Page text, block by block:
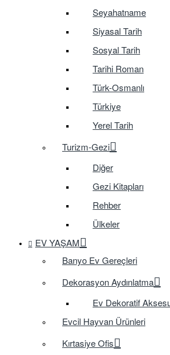
Seyahatname
Siyasal Tarih
Sosyal Tarih
Tarihi Roman
Türk-Osmanlı
Türkiye
Yerel Tarih
Turizm-Gezi
Diğer
Gezi Kitapları
Rehber
Ülkeler
EV YAŞAM
Banyo Ev Gereçleri
Dekorasyon Aydınlatma
Ev Dekoratif
Evcil Hayvan Ürünleri
Kırtasiye Ofis